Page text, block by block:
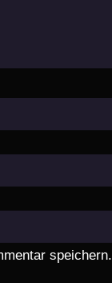
speichern.